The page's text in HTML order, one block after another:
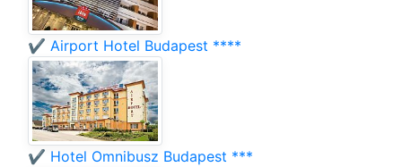
✔️ Airport Hotel Budapest ****
✔️ Hotel Omnibusz Budapest ***